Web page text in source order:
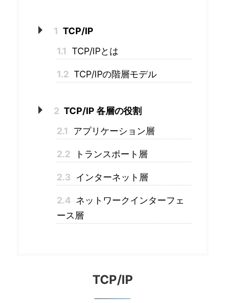
1 TCP/IP
1.1 TCP/IPとは
1.2 TCP/IPの階層モデル
2 TCP/IP 各層の役割
2.1
アプリケーション層
2.2 トランスポート層
2.3 インターネット層
2.4 ネットワークインターフェ
ース層
TCP/IP